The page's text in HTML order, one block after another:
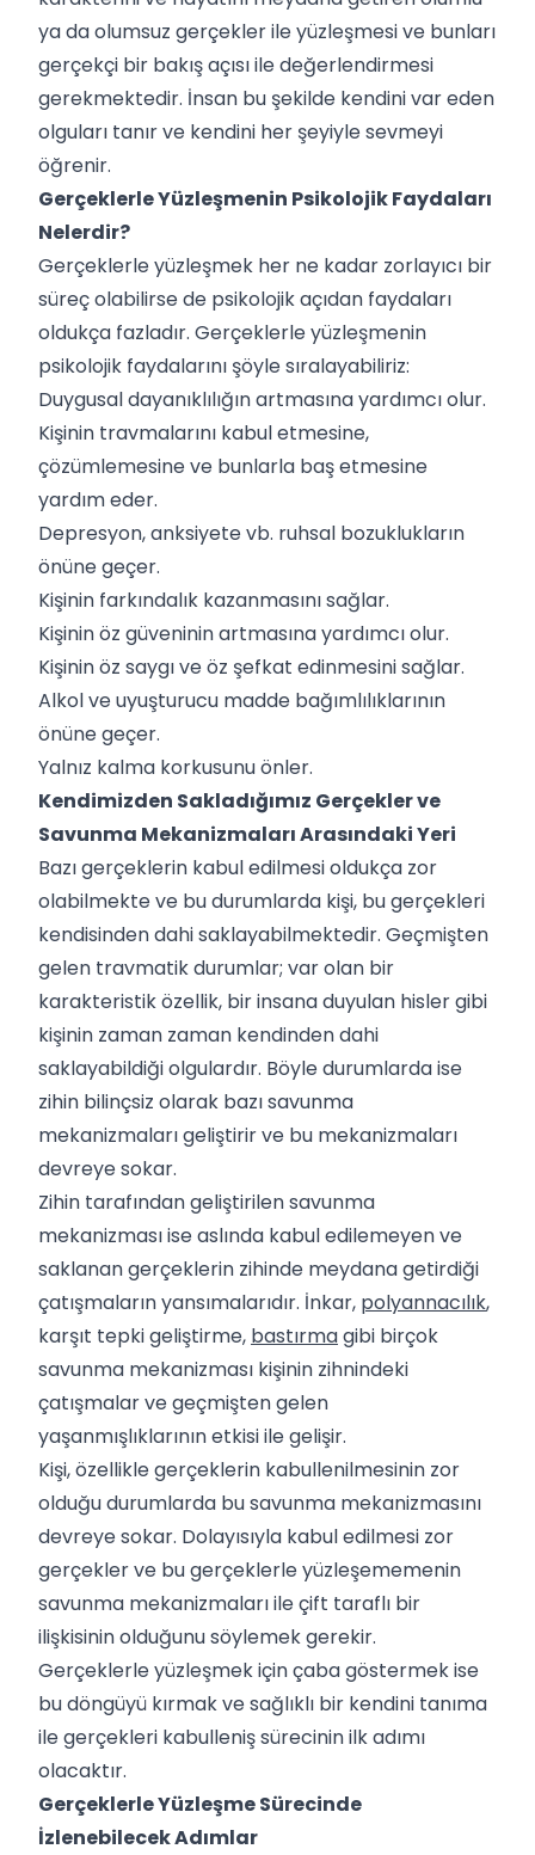
ya da olumsuz gerçekler ile yüzleşmesi ve bunları
gerçekçi bir bakış açısı ile değerlendirmesi
gerekmektedir. İnsan bu şekilde kendini var eden
olguları tanır ve kendini her şeyiyle sevmeyi
öğrenir.
Gerçeklerle Yüzleşmenin Psikolojik Faydaları
Nelerdir?
Gerçeklerle yüzleşmek her ne kadar zorlayıcı bir
süreç olabilirse de psikolojik açıdan faydaları
oldukça fazladır. Gerçeklerle yüzleşmenin
psikolojik faydalarını şöyle sıralayabiliriz:
Duygusal dayanıklılığın artmasına yardımcı olur.
Kişinin travmalarını kabul etmesine,
çözümlemesine ve bunlarla baş etmesine
yardım eder.
Depresyon, anksiyete vb. ruhsal bozuklukların
önüne geçer.
Kişinin farkındalık kazanmasını sağlar.
Kişinin öz güveninin artmasına yardımcı olur.
Kişinin öz saygı ve öz şefkat edinmesini sağlar.
Alkol ve uyuşturucu madde bağımlılıklarının
önüne geçer.
Yalnız kalma korkusunu önler.
Kendimizden Sakladığımız Gerçekler ve
Savunma Mekanizmaları Arasındaki Yeri
Bazı gerçeklerin kabul edilmesi oldukça zor
olabilmekte ve bu durumlarda kişi, bu gerçekleri
kendisinden dahi saklayabilmektedir. Geçmişten
gelen travmatik durumlar; var olan bir
karakteristik özellik, bir insana duyulan hisler gibi
kişinin zaman zaman kendinden dahi
saklayabildiği olgulardır. Böyle durumlarda ise
zihin bilinçsiz olarak bazı savunma
mekanizmaları geliştirir ve bu mekanizmaları
devreye sokar.
Zihin tarafından geliştirilen savunma
mekanizması ise aslında kabul edilemeyen ve
saklanan gerçeklerin zihinde meydana getirdiği
çatışmaların yansımalarıdır. İnkar, polyannacılık,
karşıt tepki geliştirme, bastırmagibi birçok
savunma mekanizması kişinin zihnindeki
çatışmalar ve geçmişten gelen
yaşanmışlıklarının etkisi ile gelişir.
Kişi, özellikle gerçeklerin kabullenilmesinin zor
olduğu durumlarda bu savunma mekanizmasını
devreye sokar. Dolayısıyla kabul edilmesi zor
gerçekler ve bu gerçeklerle yüzleşememenin
savunma mekanizmaları ile çift taraflı bir
ilişkisinin olduğunu söylemek gerekir.
Gerçeklerle yüzleşmek için çaba göstermek ise
bu döngüyü kırmak ve sağlıklı bir kendini tanıma
ile gerçekleri kabulleniş sürecinin ilk adımı
olacaktır.
Gerçeklerle Yüzleşme Sürecinde
İzlenebilecek Adımlar